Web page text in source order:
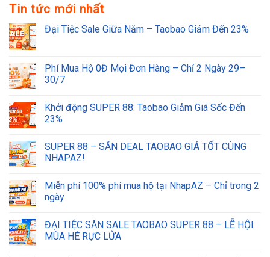
Tin tức mới nhất
Đại Tiệc Sale Giữa Năm – Taobao Giảm Đến 23%
Phí Mua Hộ 0Đ Mọi Đơn Hàng – Chỉ 2 Ngày 29–
30/7
Khởi động SUPER 88: Taobao Giảm Giá Sốc Đến
23%
SUPER 88 – SĂN DEAL TAOBAO GIÁ TỐT CÙNG
NHAPAZ!
Miễn phí 100% phí mua hộ tại NhapAZ – Chỉ trong 2
ngày
ĐẠI TIỆC SĂN SALE TAOBAO SUPER 88 – LỄ HỘI
MÙA HÈ RỰC LỬA